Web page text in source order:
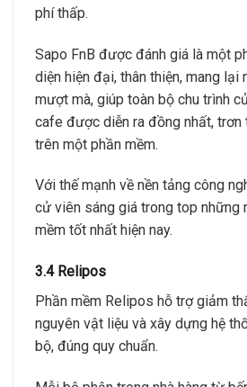
phí thấp.
Sapo FnB được đánh giá là một
diện hiện đại, thân thiện, mang lại
mượt mà, giúp toàn bộ chu trình
cafe được diễn ra đồng nhất, trơn
trên một phần mềm.
Với thế mạnh về nền tảng công
cử viên sáng giá trong top những
mềm tốt nhất hiện nay.
3.4 Relipos
Phần mềm Relipos hỗ trợ giảm
nguyên vật liệu và xây dựng hệ
bộ, đúng quy chuẩn.